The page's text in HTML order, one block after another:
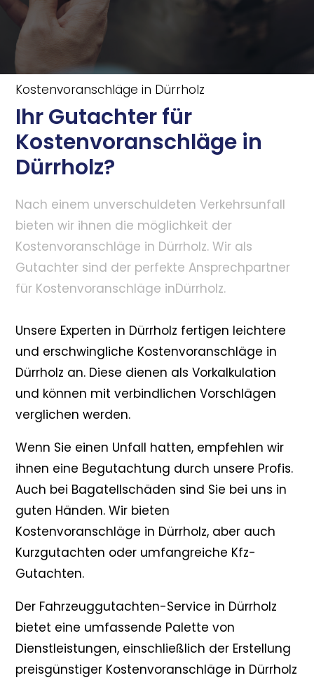
Kostenvoranschläge in Dürrholz
Ihr Gutachter für
Kostenvoranschläge in
Dürrholz?
Nach einem unverschuldeten Verkehrsunfall
bieten wir ihnen die möglichkeit der
Kostenvoranschläge in Dürrholz. Wir als
Gutachter sind der perfekte Ansprechpartner
für Kostenvoranschläge inDürrholz.
Unsere Experten in Dürrholz fertigen leichtere
und erschwingliche Kostenvoranschläge in
Dürrholz an. Diese dienen als Vorkalkulation
und können mit verbindlichen Vorschlägen
verglichen werden.
Wenn Sie einen Unfall hatten, empfehlen wir
ihnen eine Begutachtung durch unsere Profis.
Auch bei Bagatellschäden sind Sie bei uns in
guten Händen. Wir bieten
Kostenvoranschläge in Dürrholz, aber auch
Kurzgutachten oder umfangreiche Kfz-
Gutachten.
Der Fahrzeuggutachten-Service in Dürrholz
bietet eine umfassende Palette von
Dienstleistungen, einschließlich der Erstellung
preisgünstiger Kostenvoranschläge in Dürrholz